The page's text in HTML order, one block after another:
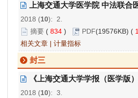
上海交通大学医学院 中法联合
2018 (10): 2.
摘要 ( 834 ) PDF(19576KB) (
相关文章 | 计量指标
封三
《上海交通大学学报（医学版
2018 (10): 3.